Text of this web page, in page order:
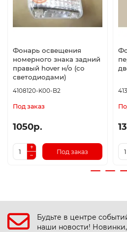
Фонарь освещения
номерного знака задний
правый hover н/о (со
светодиодами)
4108120-K00-B2
Под заказ
1050р.
Под заказ
Будьте в центре
наши новости!